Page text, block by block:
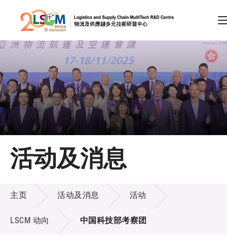
跳到内容（按回车键）
会员登录
A A EN 繁 简
主页
关于LSCM
技术商品化
项目及资助计划
活动及消息
活动及消息
活动及消息
主页 活动及消息 活动
LSCM 动向 中国科技部考察团